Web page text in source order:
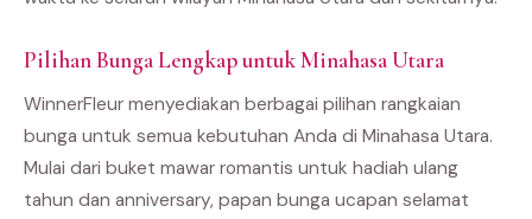
Pilihan Bunga Lengkap untuk Minahasa Utara
WinnerFleur menyediakan berbagai pilihan rangkaian
bunga untuk semua kebutuhan Anda di Minahasa Utara.
Mulai dari buket mawar romantis untuk hadiah ulang
tahun dan anniversary, papan bunga ucapan selamat